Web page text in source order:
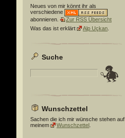
Neues von mir könnt ihr als
verschiedene
abonnieren.
Zur RSS Übersicht
Was das ist erklärt
Alp Uçkan
Suche
Wunschzettel
Sachen die ich mir wünsche stehen auf
meinem
Wunschzettel